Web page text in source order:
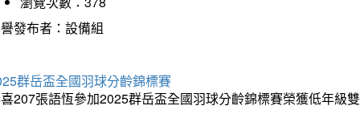
發布者：設備組
群岳盃全國羽球分齡錦標賽
207張語恆參加2025群岳盃全國羽球分齡錦標賽榮獲低年級